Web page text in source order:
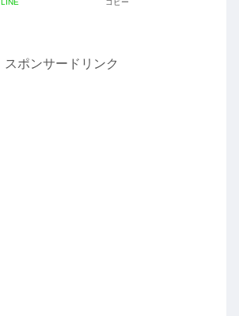
LINE コピー
スポンサードリンク